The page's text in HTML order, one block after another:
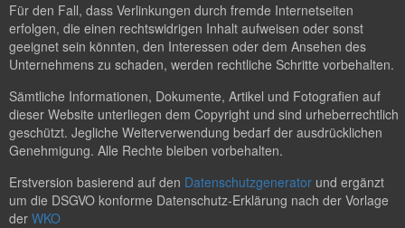
Für den Fall, dass Verlinkungen durch fremde Internetseiten
erfolgen, die einen rechtswidrigen Inhalt aufweisen oder sonst
geeignet sein könnten, den Interessen oder dem Ansehen des
Unternehmens zu schaden, werden rechtliche Schritte vorbehalten.
Sämtliche Informationen, Dokumente, Artikel und Fotografien auf
dieser Website unterliegen dem Copyright und sind urheberrechtlich
geschützt. Jegliche Weiterverwendung bedarf der ausdrücklichen
Genehmigung. Alle Rechte bleiben vorbehalten.
Erstversion basierend auf den Datenschutzgenerator und ergänzt
um die DSGVO konforme Datenschutz-Erklärung nach der Vorlage
der WKO